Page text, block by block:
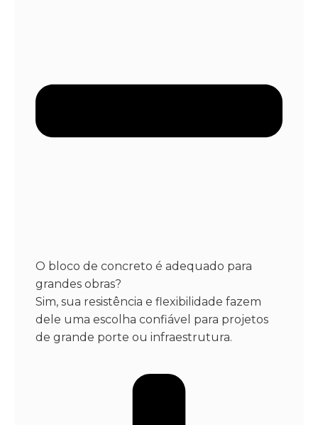
O bloco de concreto é adequado para
grandes obras?
Sim, sua resistência e flexibilidade fazem
dele uma escolha confiável para projetos
de grande porte ou infraestrutura.